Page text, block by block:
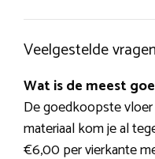
Veelgestelde
Wat is de meest
De goedkoopste
materiaal kom je al
€6,00 per vierkante